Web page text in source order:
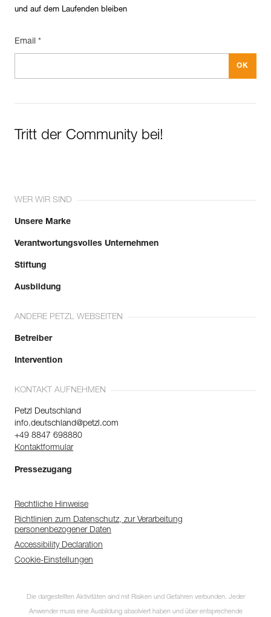
und auf dem Laufenden bleiben
Email *
Tritt der Community bei!
WER WIR SIND
Unsere Marke
Verantwortungsvolles Unternehmen
Stiftung
Ausbildung
ANDERE PETZL WEBSEITEN
Betreiber
Intervention
KONTAKT AUFNEHMEN
Petzl Deutschland
info.deutschland@petzl.com
+49 8847 698880
Kontaktformular
Pressezugang
Rechtliche Hinweise
Richtlinien zum Datenschutz, zur Verarbeitung
personenbezogener Daten
Accessibility Declaration
Cookie-Einstellungen
Die dargestellten Aktivitäten sind mit Risiken und Gefahren verbunden. Jeder
Anwender muss eine Ausbildung absolviert haben und über entsprechende